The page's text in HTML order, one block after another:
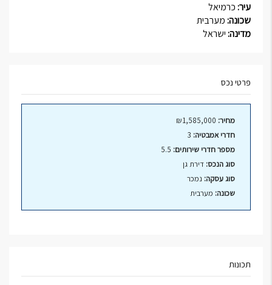
עיר:כרמיאל
שכונה:מערבית
מדינה:ישראל
פרטי נכס
מחיר:
חדרי אמבטיה:
מספר חדרי שירותים:
סוג הנכס: דירת גן
סוג עסקה: נמכר
שכונה: מערבית
תכונות